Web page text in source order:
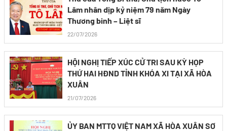
Lâm nhân dịp kỷ niệm 79 năm Ngày
Thương binh – Liệt sĩ
22/07/2026
HỘI NGHỊ TIẾP XÚC CỬ TRI SAU KỲ HỌP
THỨ HAI HĐND TỈNH KHÓA XI TẠI XÃ HÒA
XUÂN
21/07/2026
ỦY BAN MTTQ VIỆT NAM XÃ HÒA XUÂN SƠ